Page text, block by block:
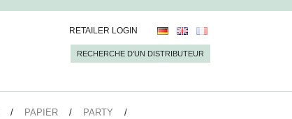
RETAILER LOGIN
RECHERCHE D’UN DISTRIBUTEUR
PAPIER PARTY